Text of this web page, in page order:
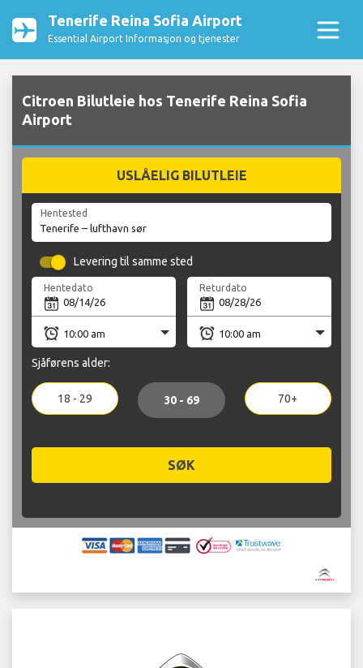
Tenerife Reina Sofia Airport
Essential Airport Informasjon og tjenester
Citroen Bilutleie hos Tenerife Reina Sofia
Airport
USLÅELIG BILUTLEIE
Hentested
Levering til samme sted
Hentedato Returdato
Sjåførens alder:
18 - 29 30 - 69 70+
SØK